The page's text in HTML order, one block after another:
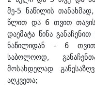
მე-5 ნაწილის
წლით და 6 თვით
დაემატა წინა
ნაწილიდან - 6
საბოლოოდ,
მოსახდელად
აღკვეთა;